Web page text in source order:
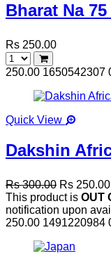
Bharat Na
Rs 250.00
250.00 1650542307
Quick View
Dakshin
Rs 300.00 Rs 250.00
This product is OUT
notification upon
250.00 1491220984